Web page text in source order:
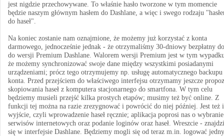
jest nigdzie przechowywane. To właśnie hasło tworzone w tym momencie
będzie naszym głównym hasłem do Dashlane, a więc i swego rodzaju
do haseł".
Na koniec zostanie nam oznajmione, że możemy już korzystać z konta
darmowego, jednocześnie jednak - że otrzymaliśmy 30-dniowy bezpłatny
do wersji Premium Dashlane. Walorem wersji Premium jest w tym
że możemy synchronizować swoje dane między wszystkimi posiadanymi
urządzeniami; prócz tego otrzymujemy np. usługę automatycznego backupu
konta. Przed przejściem do właściwego interfejsu otrzymamy jeszcze
skopiowania haseł z komputera stacjonarnego do smartfona. W tym celu
będziemy musieli przejść kilka prostych etapów; musimy też być online. Z
funkcji tej można na razie zrezygnować i powrócić do niej później. Jest też
wyjście, czyli wprowadzenie haseł ręcznie; aplikacja poprosi nas o wybranie
serwisów internetowych oraz podanie loginów oraz haseł. Wreszcie -
się w interfejsie Dashlane. Będziemy mogli się od teraz m.in. logować